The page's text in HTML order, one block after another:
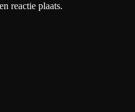
reactie plaats.